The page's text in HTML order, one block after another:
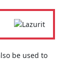
be used to